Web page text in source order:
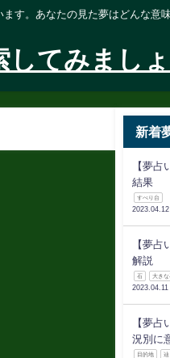
す。あなたの見た夢はどんな意
してみまし
新着
【夢占
結果
すべり台
2023.04.12
【夢占
解説
石 大きな
2023.04.11
【夢占
況別に
目的地 辿